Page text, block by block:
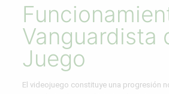
Vanguardista
Juego
El videojuego constituye una progresión